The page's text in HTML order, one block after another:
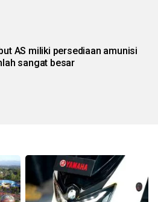
AS miliki persediaan amunisi
sangat besar